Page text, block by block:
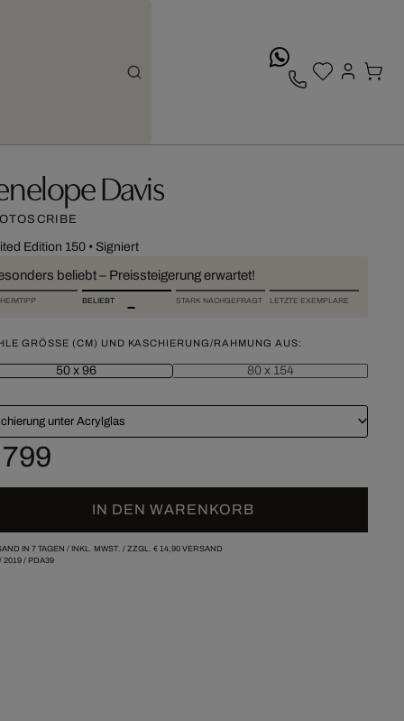
Davis
Edition 150• Signiert
beliebt – Preissteigerung erwartet!
BELIEBT STARK NACHGEFRAGT LETZTE EXEMPLARE
GRÖSSE (CM) UND KASCHIERUNG/RAHMUNG AUS:
50 x 96 80 x 154
unter Acrylglas
IN DEN WARENKORB
IN 7 TAGEN / INKL. MWST. / ZZGL. € 14,90VERSAND
2019/ PDA39